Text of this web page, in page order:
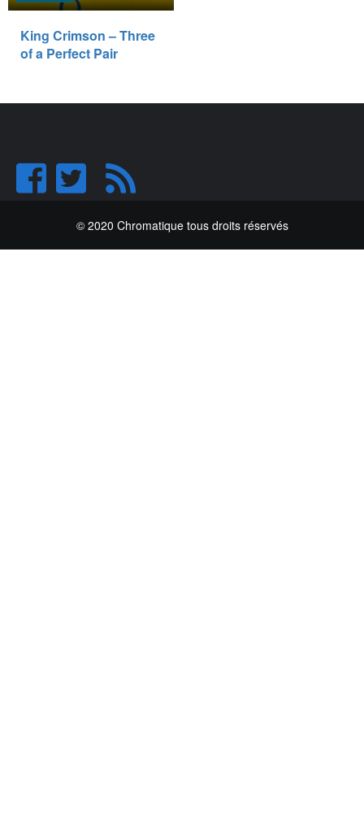
King Crimson – Three
of a Perfect Pair
© 2020 Chromatique tous droits réservés